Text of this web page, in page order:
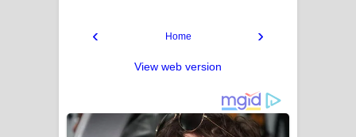
‹ ›
Home
View web version